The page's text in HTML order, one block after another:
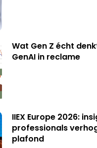
Wat Gen Z écht
GenAI in reclame
IIEX Europe 2026:
professionals
plafond